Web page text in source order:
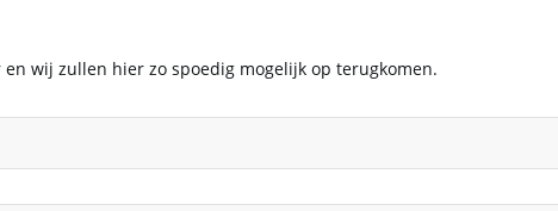
wij zullen hier zo spoedig mogelijk op terugkomen.